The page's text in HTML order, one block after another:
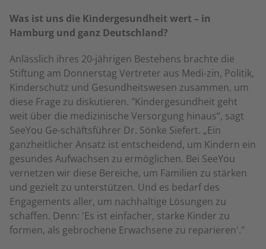
Was ist uns die Kindergesundheit wert – in
Hamburg und ganz Deutschland?
Anlässlich ihres 20-jährigen Bestehens brachte die
Stiftung am Donnerstag Vertreter aus Medi-zin, Politik,
Kinderschutz und Gesundheitswesen zusammen, um
diese Frage zu diskutieren. "Kindergesundheit geht
weit über die medizinische Versorgung hinaus“, sagt
SeeYou Ge-schäftsführer Dr. Sönke Siefert. „Ein
ganzheitlicher Ansatz ist entscheidend, um Kindern ein
gesundes Aufwachsen zu ermöglichen. Bei SeeYou
vernetzen wir diese Bereiche, um Familien zu stärken
und gezielt zu unterstützen. Und es bedarf des
Engagements aller, um nachhaltige Lösungen zu
schaffen. Denn: 'Es ist einfacher, starke Kinder zu
formen, als gebrochene Erwachsene zu reparieren'."